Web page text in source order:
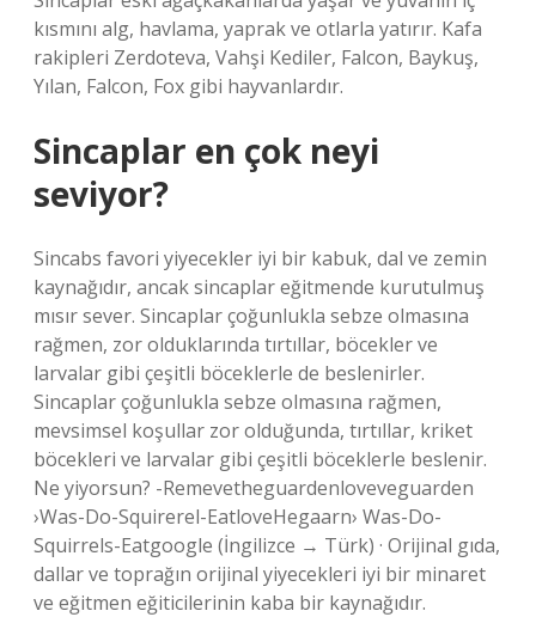
kısmını alg, havlama, yaprak ve otlarla yatırır. Kafa
rakipleri Zerdoteva, Vahşi Kediler, Falcon, Baykuş,
Yılan, Falcon, Fox gibi hayvanlardır.
Sincaplar en çok neyi
seviyor?
Sincabs favori yiyecekler iyi bir kabuk, dal ve zemin
kaynağıdır, ancak sincaplar eğitmende kurutulmuş
mısır sever. Sincaplar çoğunlukla sebze olmasına
rağmen, zor olduklarında tırtıllar, böcekler ve
larvalar gibi çeşitli böceklerle de beslenirler.
Sincaplar çoğunlukla sebze olmasına rağmen,
mevsimsel koşullar zor olduğunda, tırtıllar, kriket
böcekleri ve larvalar gibi çeşitli böceklerle beslenir.
Ne yiyorsun? -Remevetheguardenloveveguarden
›Was-Do-Squirerel-EatloveHegaarn› Was-Do-
Squirrels-Eatgoogle (İngilizce → Türk) · Orijinal gıda,
dallar ve toprağın orijinal yiyecekleri iyi bir minaret
ve eğitmen eğiticilerinin kaba bir kaynağıdır.